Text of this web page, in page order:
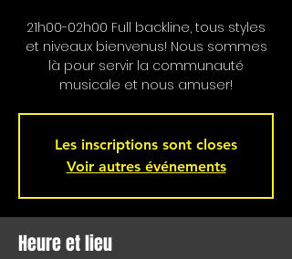
21h00-02h00 Full backline, tous styles
et niveaux bienvenus! Nous sommes
là pour servir la communauté
musicale et nous amuser!
Les inscriptions sont closes
Voir autres événements
Heure et lieu